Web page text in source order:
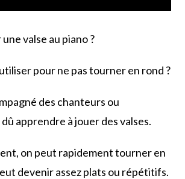
valse au piano ?
pour ne pas tourner en rond ?
des chanteurs ou
dû apprendre à jouer des valses.
on peut rapidement tourner en
devenir assez plats ou répétitifs.